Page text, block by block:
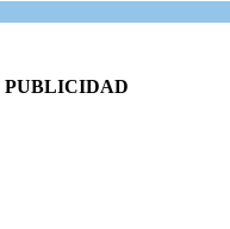
PUBLICIDAD